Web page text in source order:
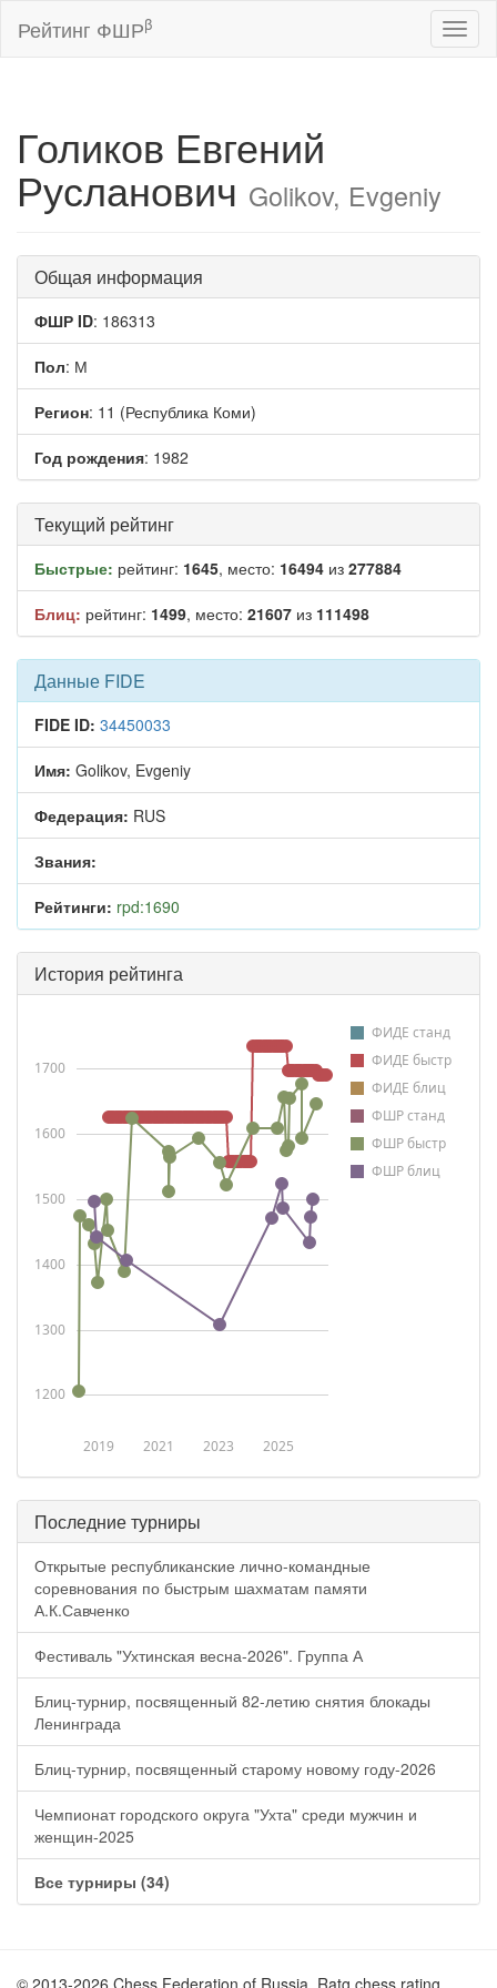
Рейтинг ФШРβ
Голиков Евгений
Русланович Golikov, Evgeniy
Общая информация
ФШР ID: 186313
Пол: М
Регион: 11 (Республика Коми)
Год рождения: 1982
Текущий рейтинг
Быстрые: рейтинг: 1645, место: 16494 из 277884
Блиц: рейтинг: 1499, место: 21607 из 111498
Данные FIDE
FIDE ID: 34450033
Имя: Golikov, Evgeniy
Федерация: RUS
Звания:
Рейтинги: rpd:1690
История рейтинга
ФИДЕ станд
ФИДЕ быстр
ФИДЕ блиц
ФШР станд
ФШР быстр
ФШР блиц
2019 2021 2023 2025
1200
1300
1400
1500
1600
1700
Последние турниры
Открытые республиканские лично-командные
соревнования по быстрым шахматам памяти
А.К.Савченко
Фестиваль "Ухтинская весна-2026". Группа А
Блиц-турнир, посвященный 82-летию снятия блокады
Ленинграда
Блиц-турнир, посвященный старому новому году-2026
Чемпионат городского округа "Ухта" среди мужчин и
женщин-2025
Все турниры (34)
© 2013-2026 Chess Federation of Russia. Ratg chess rating